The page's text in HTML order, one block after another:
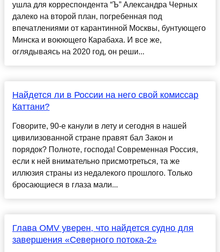
ушла для корреспондента “Ъ” Александра Черных
далеко на второй план, погребенная под
впечатлениями от карантинной Москвы, бунтующего
Минска и воюющего Карабаха. И все же,
оглядываясь на 2020 год, он реши...
Найдется ли в России на него свой комиссар
Каттани?
Говорите, 90-е канули в лету и сегодня в нашей
цивилизованной стране правят бал Закон и
порядок? Полноте, господа! Современная Россия,
если к ней внимательно присмотреться, та же
иллюзия страны из недалекого прошлого. Только
бросающиеся в глаза мали...
Глава OMV уверен, что найдется судно для
завершения «Северного потока-2»